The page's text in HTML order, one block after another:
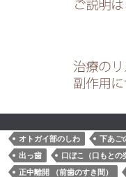
オトガイ部のしわ 下あご
出っ歯
口ぼこ（口もとの
正中離開 （前歯のすき間）